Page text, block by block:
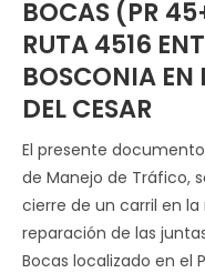
BOCAS (PR
RUTA 4516
BOSCONIA EN
DEL CESAR
El presente
de Manejo de Tráfico,
cierre de un carril en la
reparación de las
Bocas localizado en el